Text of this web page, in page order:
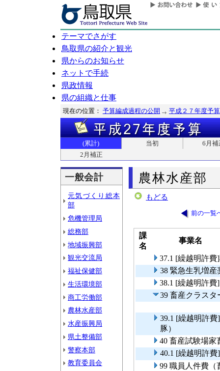
テーマでさがす
鳥取県の紹介と観光
県からのお知らせ
ネットで手続
県政情報
県の組織と仕事
現在の位置： 予算編成過程の公開 平成２７年度予算
(累計) 当初
6月補
2月補正
一般会計
元気づくり総本
部
危機管理局
総務部
地域振興部
観光交流局
福祉保健部
生活環境部
商工労働部
農林水産部
水産振興局
県土整備部
警察本部
教育委員会
農林水産部
もどる
前の一覧
課
名
事業名
37.1 [繰越明許
38 緊急生乳増産
38.1 [繰越明許
39 畜産クラス
39.1 [繰越明許
豚）
40 畜産試験場家
40.1 [繰越明許
99 職員人件費（